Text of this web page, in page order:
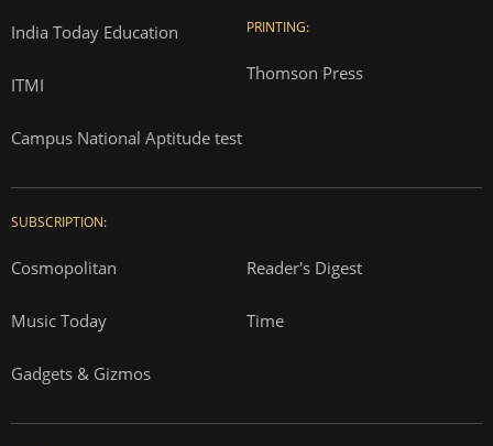
India Today Education
ITMI
Campus National Aptitude test
PRINTING:
Thomson Press
SUBSCRIPTION:
Cosmopolitan Reader's Digest
Music Today Time
Gadgets & Gizmos